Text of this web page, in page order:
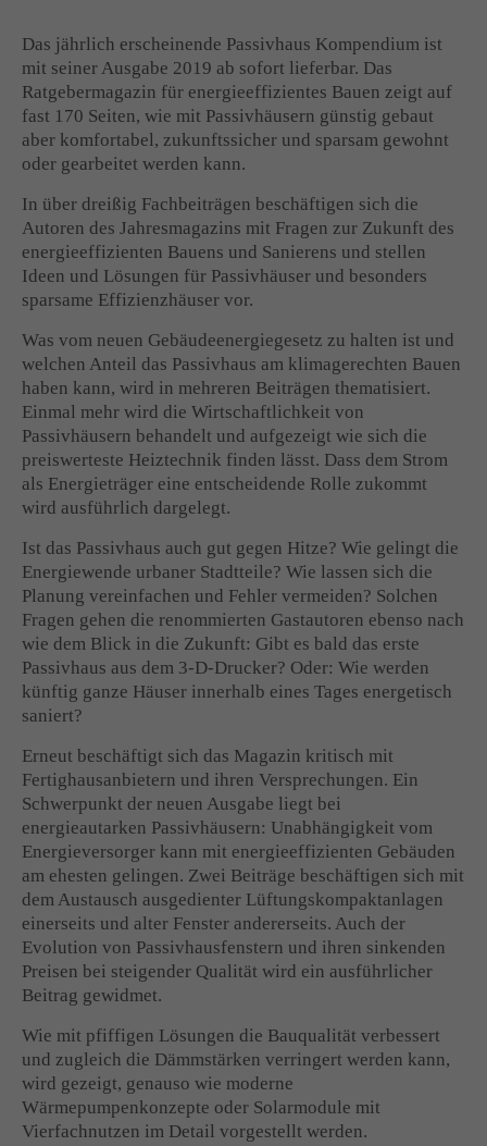
376-293 City Road, Suite 600
San Francisco, CA 94102
Have any questions?
+44 1234 567 890
Drop us a line
info@yourdomain.com
About us
Lorem ipsum dolor sit amet, consectetuer adipiscing
elit.
Aenean commodo ligula eget dolor. Aenean massa. Cum
sociis natoque penatibus et magnis dis parturient montes,
nascetur ridiculus mus. Donec quam felis, ultricies nec.
Das jährlich erscheinende Passivhaus Kompendium ist
mit seiner Ausgabe 2019 ab sofort lieferbar. Das
Ratgebermagazin für energieeffizientes Bauen zeigt auf
fast 170 Seiten, wie mit Passivhäusern günstig gebaut
aber komfortabel, zukunftssicher und sparsam gewohnt
oder gearbeitet werden kann.
In über dreißig Fachbeiträgen beschäftigen sich die
Autoren des Jahresmagazins mit Fragen zur Zukunft des
energieeffizienten Bauens und Sanierens und stellen
Ideen und Lösungen für Passivhäuser und besonders
sparsame Effizienzhäuser vor.
Was vom neuen Gebäudeenergiegesetz zu halten ist und
welchen Anteil das Passivhaus am klimagerechten Bauen
haben kann, wird in mehreren Beiträgen thematisiert.
Einmal mehr wird die Wirtschaftlichkeit von
Passivhäusern behandelt und aufgezeigt wie sich die
preiswerteste Heiztechnik finden lässt. Dass dem Strom
als Energieträger eine entscheidende Rolle zukommt
wird ausführlich dargelegt.
Ist das Passivhaus auch gut gegen Hitze? Wie gelingt die
Energiewende urbaner Stadtteile? Wie lassen sich die
Planung vereinfachen und Fehler vermeiden? Solchen
Fragen gehen die renommierten Gastautoren ebenso nach
wie dem Blick in die Zukunft: Gibt es bald das erste
Passivhaus aus dem 3-D-Drucker? Oder: Wie werden
künftig ganze Häuser innerhalb eines Tages energetisch
saniert?
Erneut beschäftigt sich das Magazin kritisch mit
Fertighausanbietern und ihren Versprechungen. Ein
Schwerpunkt der neuen Ausgabe liegt bei
energieautarken Passivhäusern: Unabhängigkeit vom
Energieversorger kann mit energieeffizienten Gebäuden
am ehesten gelingen. Zwei Beiträge beschäftigen sich mit
dem Austausch ausgedienter Lüftungskompaktanlagen
einerseits und alter Fenster andererseits. Auch der
Evolution von Passivhausfenstern und ihren sinkenden
Preisen bei steigender Qualität wird ein ausführlicher
Beitrag gewidmet.
Wie mit pfiffigen Lösungen die Bauqualität verbessert
und zugleich die Dämmstärken verringert werden kann,
wird gezeigt, genauso wie moderne
Wärmepumpenkonzepte oder Solarmodule mit
Vierfachnutzen im Detail vorgestellt werden.